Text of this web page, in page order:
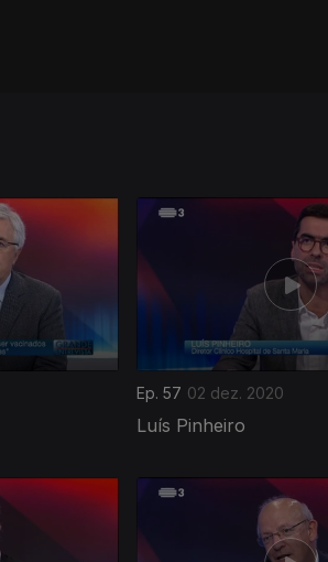
Ep. 57 02 dez. 2020
Luís Pinheiro